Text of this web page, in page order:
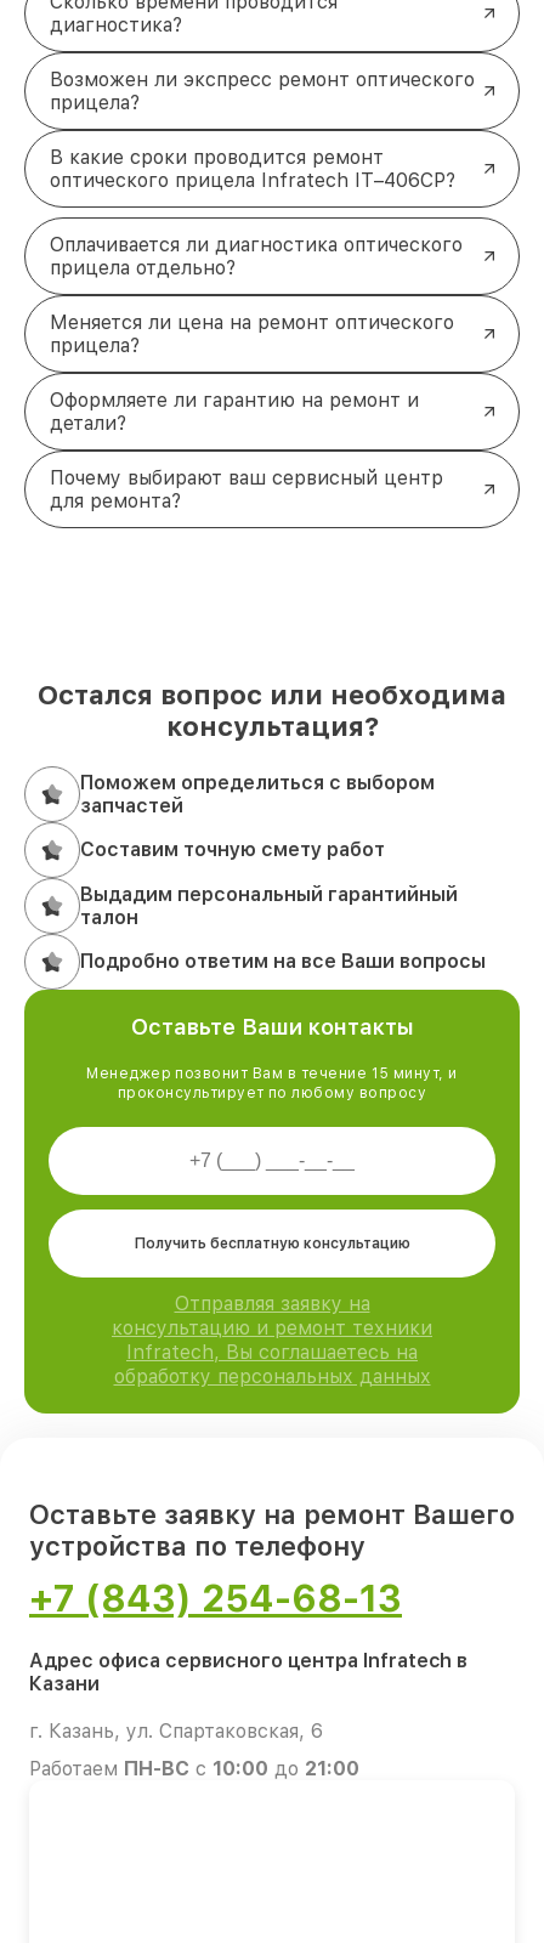
диагностика?
Возможен ли экспресс ремонт оптического
прицела?
В какие сроки проводится ремонт
оптического прицела Infratech IT–406СP?
Оплачивается ли диагностика оптического
прицела отдельно?
Меняется ли цена на ремонт оптического
прицела?
Оформляете ли гарантию на ремонт и
детали?
Почему выбирают ваш сервисный центр
для ремонта?
Остался вопрос или необходима
консультация?
Поможем определиться с выбором
запчастей
Составим точную смету работ
Выдадим персональный гарантийный
талон
Подробно ответим на все Ваши вопросы
Оставьте Ваши контакты
Менеджер позвонит Вам в течение 15 минут, и
проконсультирует по любому вопросу
Получить бесплатную консультацию
Отправляя заявку на
консультацию и ремонт техники
Infratech, Вы соглашаетесь на
обработку персональных данных
Оставьте заявку на ремонт Вашего
устройства по телефону
+7 (843) 254-68-13
Адрес офиса сервисного центра Infratech в
Казани
г. Казань, ул. Спартаковская, 6
Работаем ПН-ВС с 10:00 до 21:00